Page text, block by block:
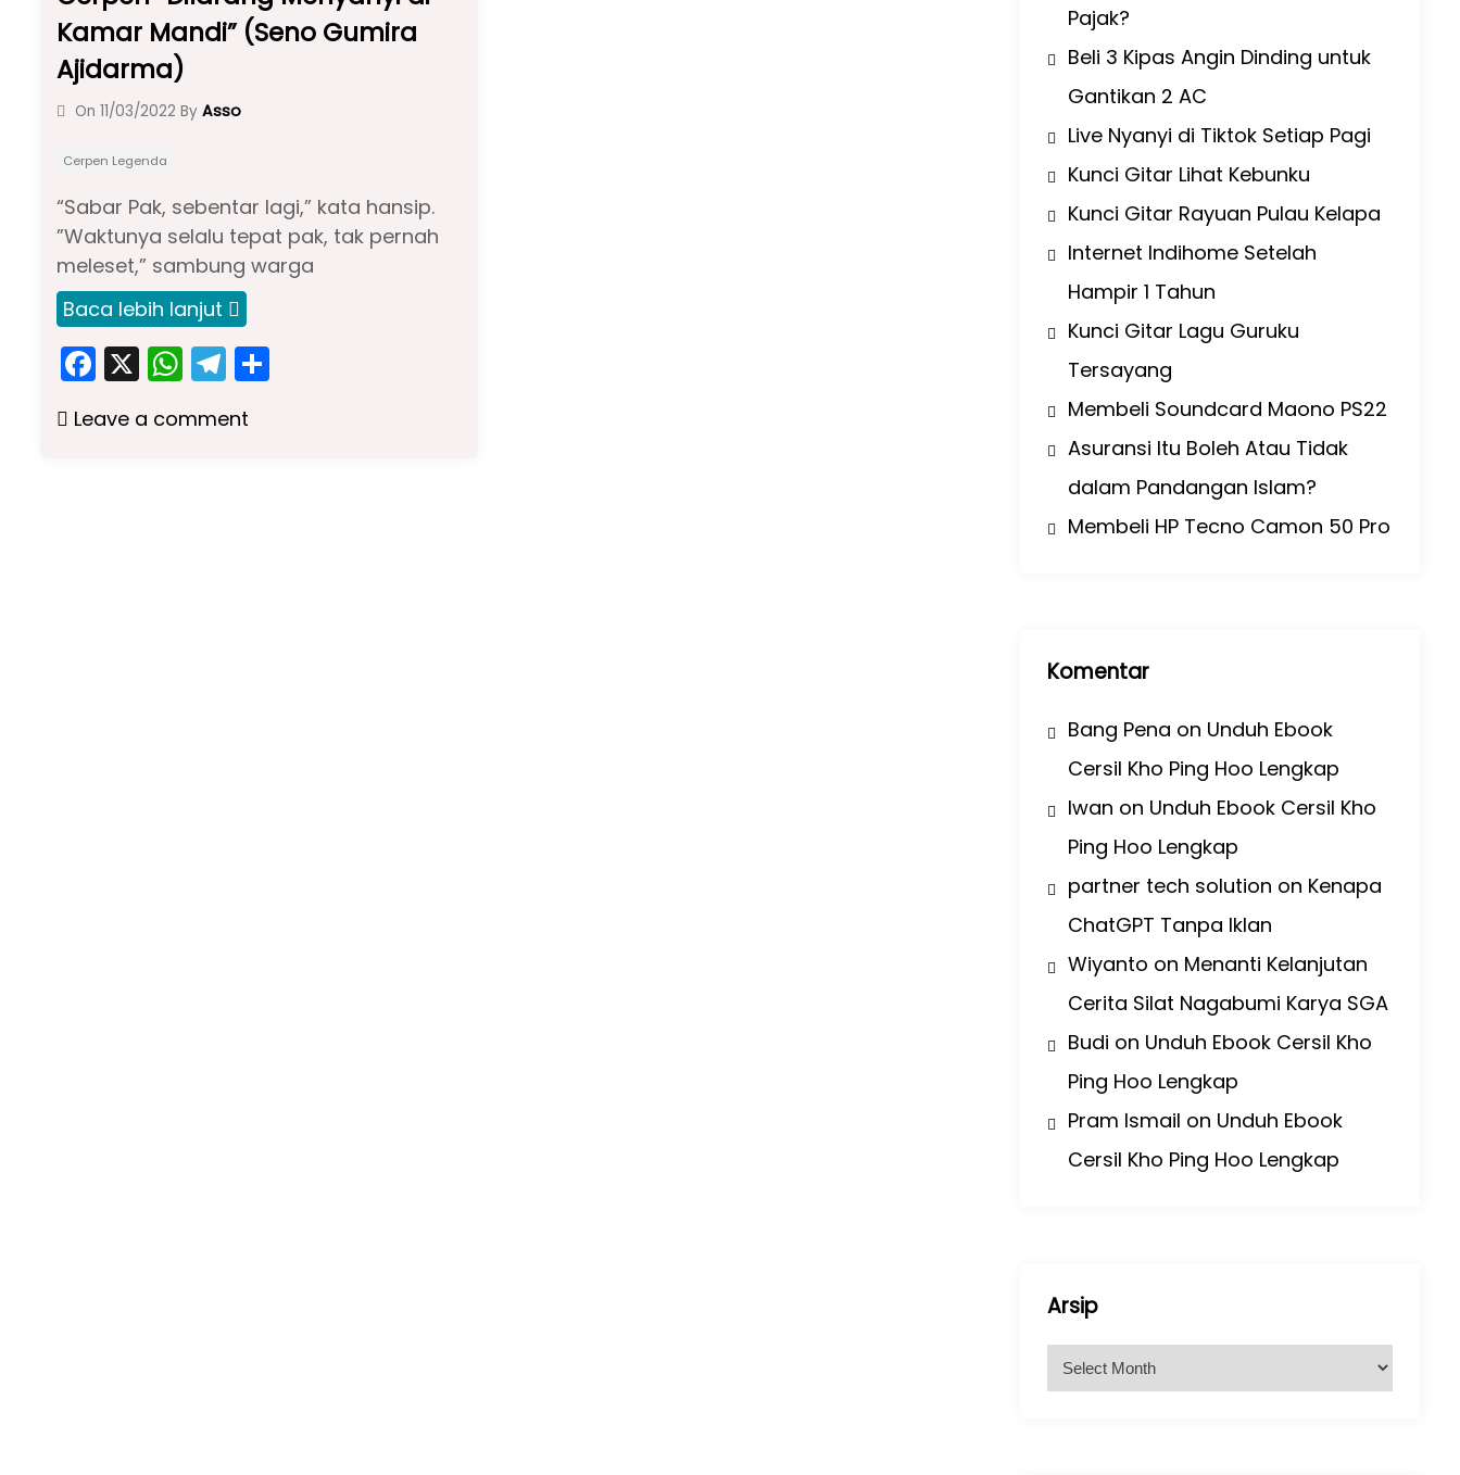
Kamar Mandi” (Seno Gumira
Ajidarma)
On 11/03/2022 By Asso
Cerpen Legenda
“Sabar Pak, sebentar lagi,” kata hansip.
”Waktunya selalu tepat pak, tak pernah
meleset,” sambung warga
Baca lebih lanjut
F
a
c
X W
h
a
T
el
e
Leave a comment
Pajak?
Beli 3 Kipas Angin Dinding untuk
Gantikan 2 AC
Live Nyanyi di Tiktok Setiap Pagi
Kunci Gitar Lihat Kebunku
Kunci Gitar Rayuan Pulau Kelapa
Internet Indihome Setelah
Hampir 1 Tahun
Kunci Gitar Lagu Guruku
Tersayang
Membeli Soundcard Maono PS22
Asuransi Itu Boleh Atau Tidak
dalam Pandangan Islam?
Membeli HP Tecno Camon 50 Pro
Komentar
Bang Pena on Unduh Ebook
Cersil Kho Ping Hoo Lengkap
Iwan on Unduh Ebook Cersil Kho
Ping Hoo Lengkap
partner tech solution on Kenapa
ChatGPT Tanpa Iklan
Wiyanto on Menanti Kelanjutan
Cerita Silat Nagabumi Karya SGA
Budi on Unduh Ebook Cersil Kho
Ping Hoo Lengkap
Pram Ismail on Unduh Ebook
Cersil Kho Ping Hoo Lengkap
Arsip
r